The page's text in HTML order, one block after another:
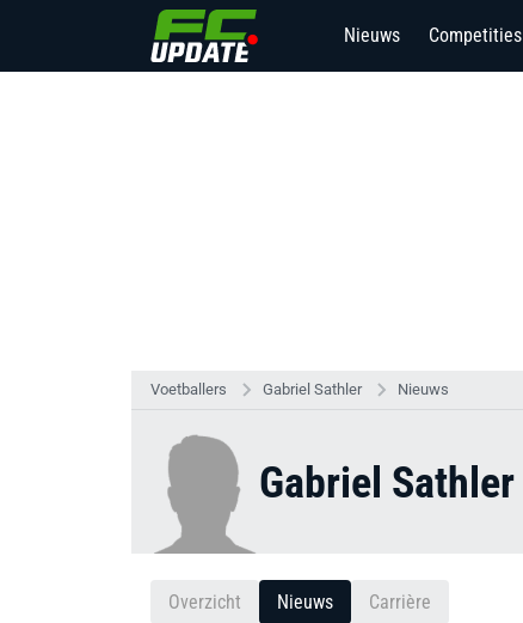
Nieuws Competities
Voetballers Gabriel Sathler Nieuws
Gabriel Sathler
Overzicht Nieuws Carrière